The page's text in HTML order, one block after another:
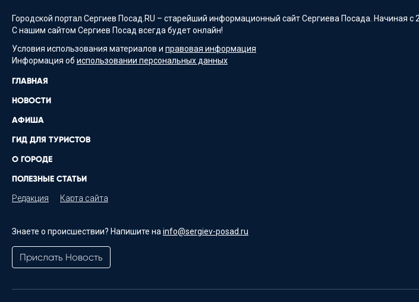
Городской портал Сергиев Посад.RU – старейший информационный сайт Сергиева Посада. Начиная
С нашим сайтом Сергиев Посад всегда будет онлайн!
Условия использования материалов и правовая информация
Информация об использовании персональных данных
ГЛАВНАЯ
НОВОСТИ
АФИША
ГИД ДЛЯ ТУРИСТОВ
О ГОРОДЕ
ПОЛЕЗНЫЕ СТАТЬИ
Редакция Карта сайта
Знаете о происшествии? Напишите на info@sergiev-posad.ru
Прислать Новость